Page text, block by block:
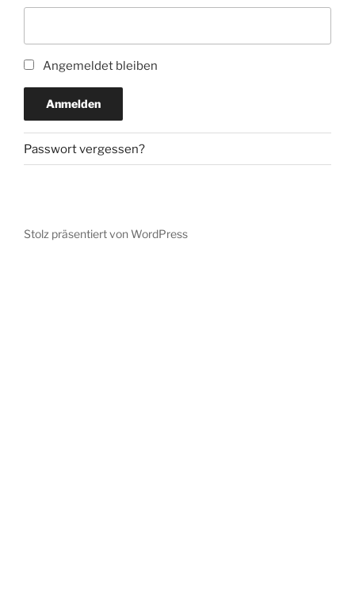
Angemeldet bleiben
Anmelden
Passwort vergessen?
Stolz präsentiert von WordPress